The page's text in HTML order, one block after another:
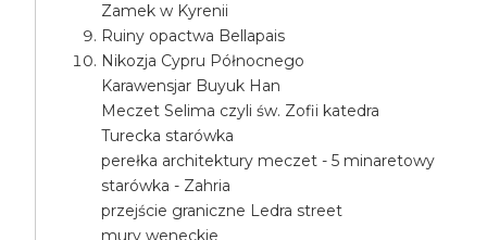
Zamek w Kyrenii
Ruiny opactwa Bellapais
Nikozja Cypru Północnego
Karawensjar Buyuk Han
Meczet Selima czyli św. Zofii katedra
Turecka starówka
perełka architektury meczet - 5 minaretowy
starówka - Zahria
przejście graniczne Ledra street
mury weneckie